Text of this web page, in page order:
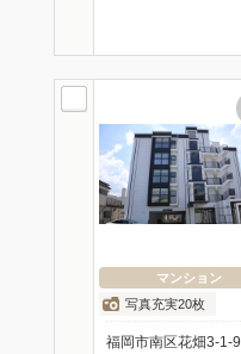
マンション
写真充実20枚
福岡市南区花畑3-1-9